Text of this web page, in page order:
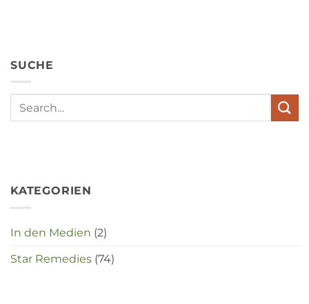
in
SUCHE
KATEGORIEN
In den Medien (2)
Star Remedies (74)